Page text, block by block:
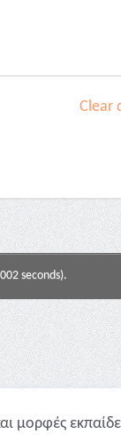
Clear
seconds).
μορφές